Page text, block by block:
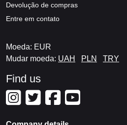
Devolução de compras
Entre em contato
Moeda: EUR
Mudar moeda: UAH PLN TRY
Find us